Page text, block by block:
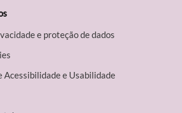
e proteção de dados
Acessibilidade e Usabilidade